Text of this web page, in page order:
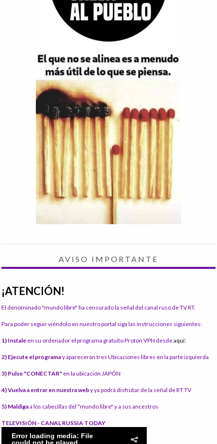
AVISO IMPORTANTE
¡ATENCIÓN!
El denominado "mundo libre" ha censurado la señal del canal ruso de TV RT.
Para poder seguir viéndolo en nuestro portal siga las instrucciones siguientes:
1) Instale en su ordenador el programa gratuito Proton VPN desdeaquí:
2) Ejecute el programay aparecerán tres Ubicaciones libres en la parte izquierda
3) Pulse "CONECTAR" en la ubicación JAPÓN
4) Vuelva a entrar en nuestra weby ya podrá disfrutar de la señal de RT TV
5) Maldigaa los cabecillas del "mundo libre" y a sus ancestros
TELEVISIÓN - CANAL RUSSIA TODAY